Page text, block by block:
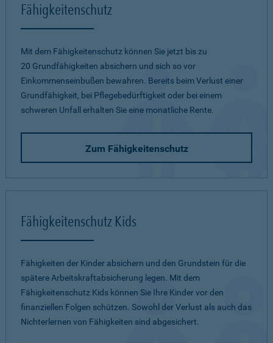
Fähigkeitenschutz
Mit dem Fähigkeitenschutz können Sie jetzt bis zu
20 Grundfähigkeiten absichern und sich so vor
Einkommenseinbußen bewahren. Bereits beim Verlust einer
Grundfähigkeit, bei Pflegebedürftigkeit oder bei einem
schweren Unfall erhalten Sie eine monatliche Rente.
Zum Fähigkeitenschutz
Fähigkeitenschutz Kids
Fähigkeiten der Kinder absichern und den Grundstein für die
spätere Arbeitskraftabsicherung legen. Mit dem
Fähigkeitenschutz Kids können Sie Ihre Kinder vor den
finanziellen Folgen schützen. Sowohl der Verlust als auch das
Nichterlernen von Fähigkeiten sind abgesichert.